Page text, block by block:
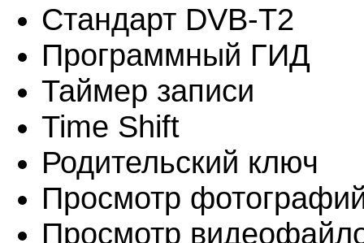
Стандарт DVB-T2
Программный ГИД
Таймер записи
Time Shift
Родительский ключ
Просмотр
Просмотр